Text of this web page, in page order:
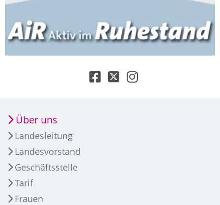
Über uns
Landesleitung
Landesvorstand
Geschäftsstelle
Tarif
Frauen